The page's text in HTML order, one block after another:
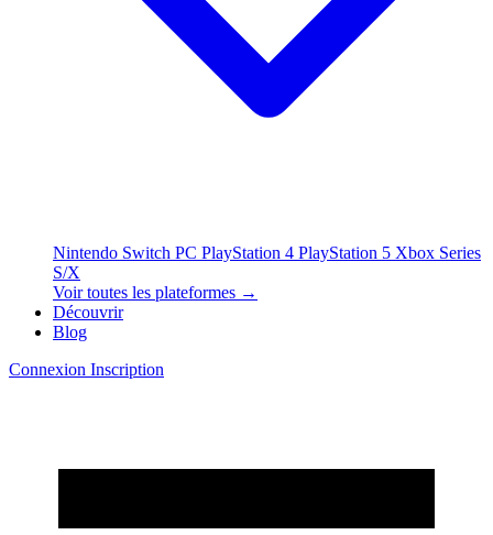
Nintendo Switch PC PlayStation 4 PlayStation 5 Xbox Series
S/X
Voir toutes les plateformes →
Découvrir
Blog
Connexion Inscription